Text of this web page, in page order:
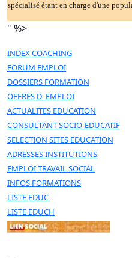
spécialisé étant en charge d'une
" %>
INDEX COACHING
FORUM EMPLOI
DOSSIERS FORMATION
OFFRES D' EMPLOI
ACTUALITES EDUCATION
CONSULTANT SOCIO-EDUCATIF
SELECTION SITES EDUCATION
ADRESSES INSTITUTIONS
EMPLOI TRAVAIL SOCIAL
INFOS FORMATIONS
LISTE EDUC
LISTE EDUCH